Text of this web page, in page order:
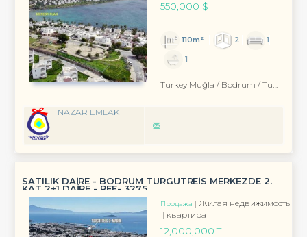
550,000 $
110m² 2
1
1
Turkey Muğla / Bodrum / Turgutreis
NAZAR EMLAK
SATILIK DAİRE - BODRUM TURGUTREİS MERKEZDE 2.
KAT 2+1 DAİRE - REF- 3275
Продажа
Жилая недвижимость
квартира
12,000,000 TL